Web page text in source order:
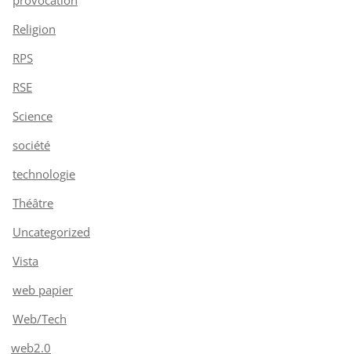
Religion
RPS
RSE
Science
société
technologie
Théâtre
Uncategorized
Vista
web papier
Web/Tech
web2.0